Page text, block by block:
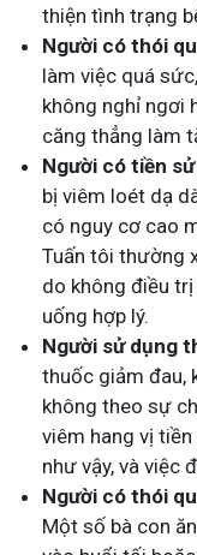
thiện tình trạng
Người có thói
làm việc quá
không nghỉ ngơi
căng thẳng làm
Người có tiền
bị viêm loét dạ
có nguy cơ cao
Tuấn tôi thường
do không điều
uống hợp lý.
Người sử dụng
thuốc giảm đau,
không theo sự
viêm hang vị
như vậy, và việc
Người có thói
Một số bà con